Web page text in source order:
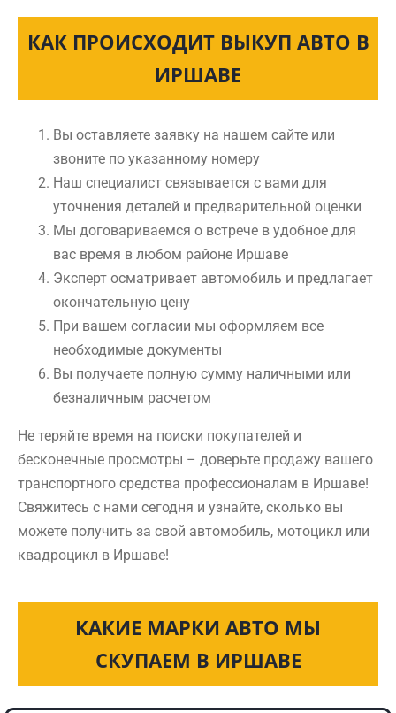
КАК ПРОИСХОДИТ ВЫКУП АВТО В
ИРШАВЕ
Вы оставляете заявку на нашем сайте или
звоните по указанному номеру
Наш специалист связывается с вами для
уточнения деталей и предварительной оценки
Мы договариваемся о встрече в удобное для
вас время в любом районе Иршаве
Эксперт осматривает автомобиль и предлагает
окончательную цену
При вашем согласии мы оформляем все
необходимые документы
Вы получаете полную сумму наличными или
безналичным расчетом
Не теряйте время на поиски покупателей и
бесконечные просмотры – доверьте продажу вашего
транспортного средства профессионалам в Иршаве!
Свяжитесь с нами сегодня и узнайте, сколько вы
можете получить за свой автомобиль, мотоцикл или
квадроцикл в Иршаве!
КАКИЕ МАРКИ АВТО МЫ
СКУПАЕМ В ИРШАВЕ